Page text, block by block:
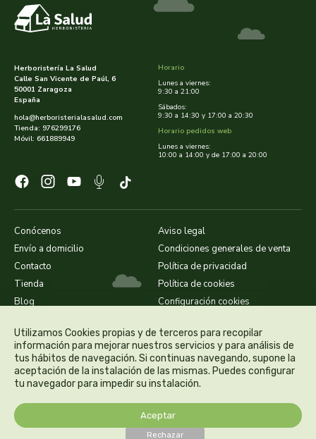
Utilizamos Cookies propias y de terceros para recopilar
información para mejorar nuestros servicios y para análisis de
tus hábitos de navegación. Si continuas navegando, supone la
aceptación de la instalación de las mismas. Puedes configurar
tu navegador para impedir su instalación.
Aceptar
Rechazar
Herboristería La Salud
Calle San Vicente de Paúl, 6
50001 Zaragoza
España
hola@herboristerialasalud.com
Tienda: 976299176
Móvil: 661889949
Conócenos
Envío a domicilio
Contacto
Tienda
Blog
Aviso legal
Condiciones generales de venta
Política de privacidad
Política de cookies
Configuración cookies
Horario
Lunes a viernes:
9:30 a 21:00
Sábados:
9:30 a 14:30 y 17:00 a 20:30
Horario pedidos web
Lunes a viernes:
10:00 a 14:00 y de 17:00 a 20:00
cfn
como una reina
cooperativa del campo virgen de la esperanza
cosnature
d shila
dento produts
derbos
designs for health
diego camaras- lotero